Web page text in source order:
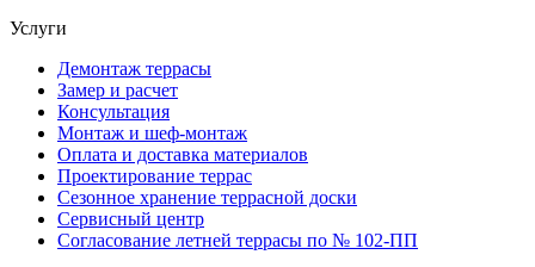
Услуги
Демонтаж террасы
Замер и расчет
Консультация
Монтаж и шеф-монтаж
Оплата и доставка материалов
Проектирование террас
Сезонное хранение террасной доски
Сервисный центр
Согласование летней террасы по № 102-ПП